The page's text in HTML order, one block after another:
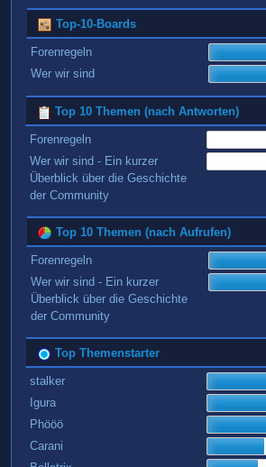
Top-10-Boards
Forenregeln
Wer wir sind
Top 10 Themen (nach Antworten)
Forenregeln
Wer wir sind - Ein kurzer
Überblick über die Geschichte
der Community
Top 10 Themen (nach Aufrufen)
Forenregeln
Wer wir sind - Ein kurzer
Überblick über die Geschichte
der Community
Top Themenstarter
stalker
Igura
Phööö
Carani